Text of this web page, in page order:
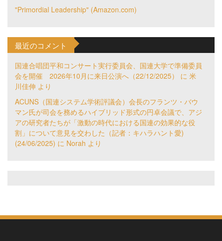
"Primordial Leadership" (Amazon.com)
最近のコメント
国連合唱団平和コンサート実行委員会、国連大学で準備委員
会を開催 2026年10月に来日公演へ（22/12/2025）
に 米
川佳伸 より
ACUNS（国連システム学術評議会）会長のフランツ・バウ
マン氏が司会を務めるハイブリッド形式の円卓会議で、アジ
アの研究者たちが「激動の時代における国連の効果的な役
割」について意見を交わした（記者：キハラハント愛)
(24/06/2025) に Norah より